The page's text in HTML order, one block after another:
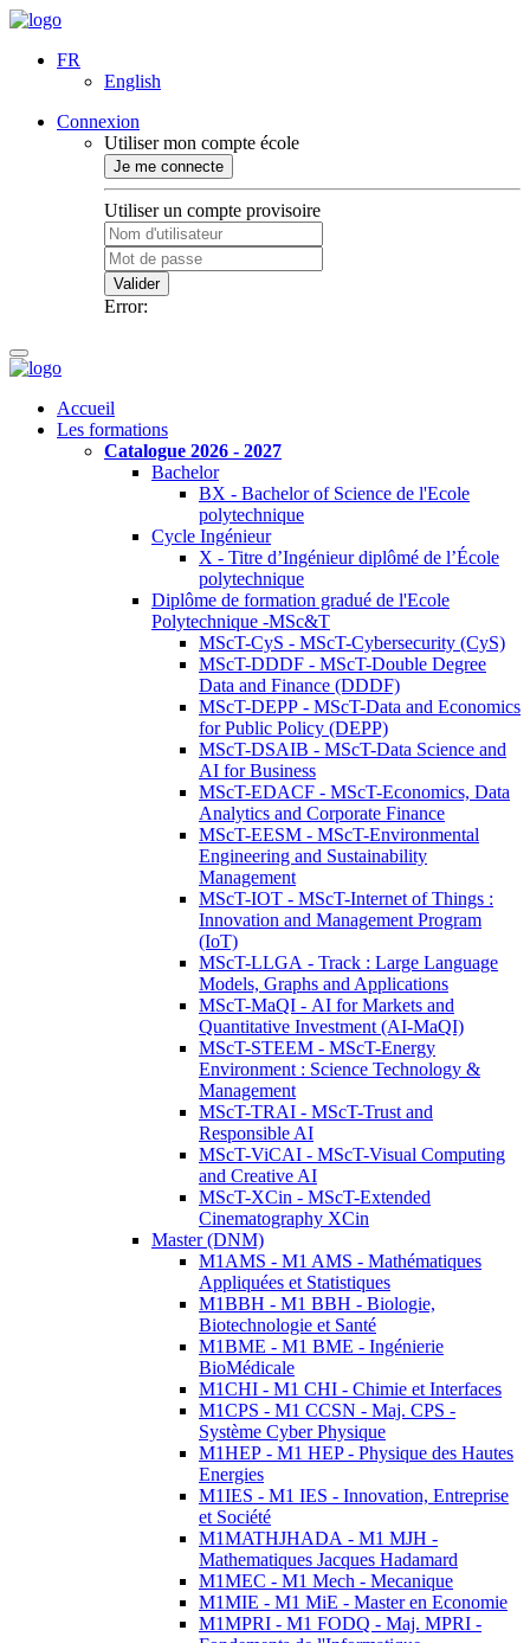
FR
English
Connexion
Utiliser mon compte école
Je me connecte
Utiliser un compte provisoire
Valider
Error:
Accueil
Les formations
Catalogue 2026 - 2027
Bachelor
BX - Bachelor of Science de l'Ecole
polytechnique
Cycle Ingénieur
X - Titre d’Ingénieur diplômé de l’École
polytechnique
Diplôme de formation gradué de l'Ecole
Polytechnique -MSc&T
MScT-CyS - MScT-Cybersecurity (CyS)
MScT-DDDF - MScT-Double Degree
Data and Finance (DDDF)
MScT-DEPP - MScT-Data and Economics
for Public Policy (DEPP)
MScT-DSAIB - MScT-Data Science and
AI for Business
MScT-EDACF - MScT-Economics, Data
Analytics and Corporate Finance
MScT-EESM - MScT-Environmental
Engineering and Sustainability
Management
MScT-IOT - MScT-Internet of Things :
Innovation and Management Program
(IoT)
MScT-LLGA - Track : Large Language
Models, Graphs and Applications
MScT-MaQI - AI for Markets and
Quantitative Investment (AI-MaQI)
MScT-STEEM - MScT-Energy
Environment : Science Technology &
Management
MScT-TRAI - MScT-Trust and
Responsible AI
MScT-ViCAI - MScT-Visual Computing
and Creative AI
MScT-XCin - MScT-Extended
Cinematography XCin
Master (DNM)
M1AMS - M1 AMS - Mathématiques
Appliquées et Statistiques
M1BBH - M1 BBH - Biologie,
Biotechnologie et Santé
M1BME - M1 BME - Ingénierie
BioMédicale
M1CHI - M1 CHI - Chimie et Interfaces
M1CPS - M1 CCSN - Maj. CPS -
Système Cyber Physique
M1HEP - M1 HEP - Physique des Hautes
Energies
M1IES - M1 IES - Innovation, Entreprise
et Société
M1MATHJHADA - M1 MJH -
Mathematiques Jacques Hadamard
M1MEC - M1 Mech - Mecanique
M1MIE - M1 MiE - Master en Economie
M1MPRI - M1 FODQ - Maj. MPRI -